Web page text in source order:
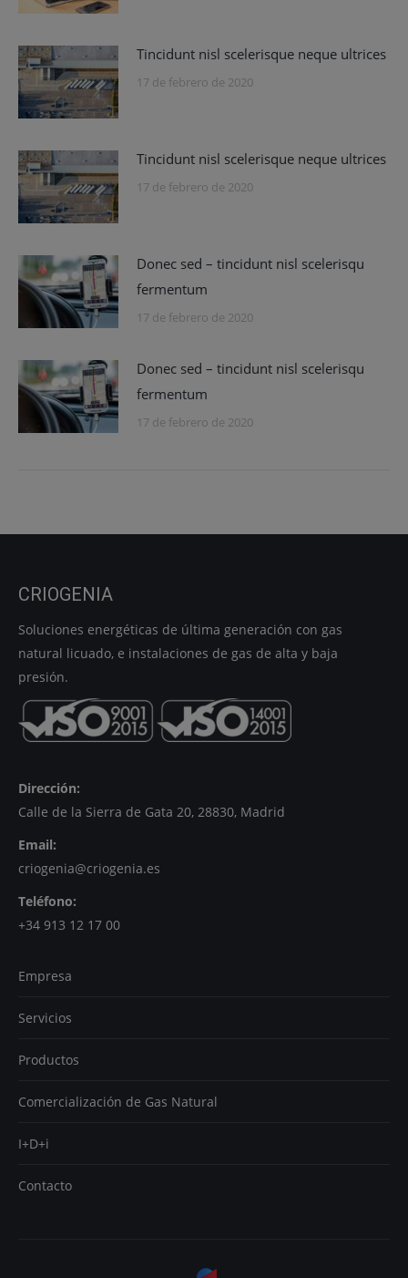
Tincidunt nisl scelerisque neque ultrices
17 de febrero de 2020
Tincidunt nisl scelerisque neque ultrices
17 de febrero de 2020
Donec sed – tincidunt nisl scelerisqu
fermentum
17 de febrero de 2020
Donec sed – tincidunt nisl scelerisqu
fermentum
17 de febrero de 2020
CRIOGENIA
Soluciones energéticas de última generación con gas
natural licuado, e instalaciones de gas de alta y baja
presión.
Dirección:
Calle de la Sierra de Gata 20, 28830, Madrid
Email:
criogenia@criogenia.es
Teléfono:
+34 913 12 17 00
Empresa
Servicios
Productos
Comercialización de Gas Natural
I+D+i
Contacto